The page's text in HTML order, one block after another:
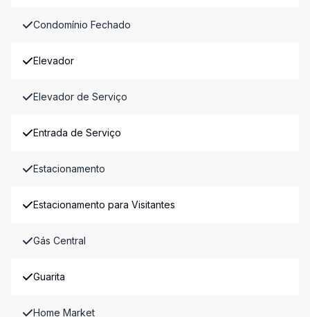
Condomínio Fechado
Elevador
Elevador de Serviço
Entrada de Serviço
Estacionamento
Estacionamento para Visitantes
Gás Central
Guarita
Home Market